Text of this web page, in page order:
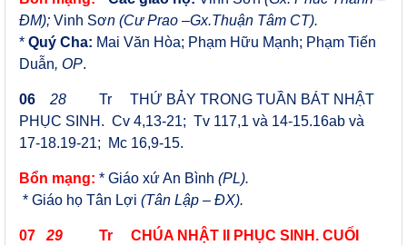
ĐM); Vinh Sơn (Cư Prao –Gx.Thuận Tâm CT).
* Quý Cha: Mai Văn Hòa; Phạm Hữu Mạnh; Phạm Tiến
Duẫn, OP.
06 28 Tr
THỨ BẢY TRONG TUẦN BÁT NHẬT
PHỤC SINH. Cv 4,13-21; Tv 117,1 và 14-15.16ab và
17-18.19-21; Mc 16,9-15.
Bổn mạng: * Giáo xứ An Bình (PL).
* Giáo họ Tân Lợi (Tân Lập – ĐX).
07 29 Tr CHÚA NHẬT II PHỤC SINH. CUỐI